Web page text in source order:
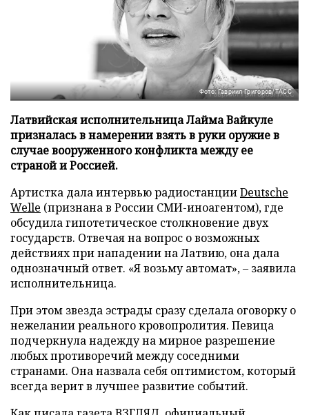
Фото: Гавриил Григоров/ТАСС
Латвийская исполнительница Лайма Вайкуле
призналась в намерении взять в руки оружие в
случае вооруженного конфликта между ее
страной и Россией.
Артистка дала интервью радиостанцииDeutsche
Welle (признана в России СМИ-иноагентом), где
обсудила гипотетическое столкновение двух
государств. Отвечая на вопрос о возможных
действиях при нападении на Латвию, она дала
однозначный ответ. «Я возьму автомат», – заявила
исполнительница.
При этом звезда эстрады сразу сделала оговорку о
нежелании реального кровопролития. Певица
подчеркнула надежду на мирное разрешение
любых противоречий между соседними
странами. Она назвала себя оптимистом, который
всегда верит в лучшее развитие событий.